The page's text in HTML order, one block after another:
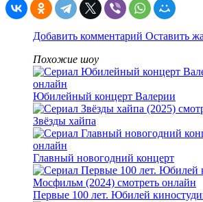
Добавить комментарий Оставить
Похожие шоу
Юбилейный концерт Валерии
Звёзды хайпа
Главный новогодний концерт
Первые 100 лет. Юбилей